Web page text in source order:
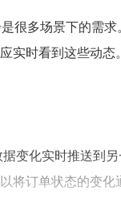
很多场景下的需
实时看到这些动
变化实时推送到
将订单状态的变